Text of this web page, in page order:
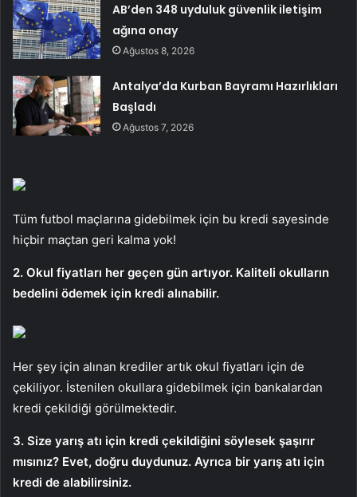
AB’den 348 uyduluk güvenlik iletişim
ağına onay
Ağustos 8, 2026
Antalya’da Kurban Bayramı Hazırlıkları
Başladı
Ağustos 7, 2026
Tüm futbol maçlarına gidebilmek için bu kredi sayesinde
hiçbir maçtan geri kalma yok!
2. Okul fiyatları her geçen gün artıyor. Kaliteli okulların
bedelini ödemek için kredi alınabilir.
Her şey için alınan krediler artık okul fiyatları için de
çekiliyor. İstenilen okullara gidebilmek için bankalardan
kredi çekildiği görülmektedir.
3. Size yarış atı için kredi çekildiğini söylesek şaşırır
mısınız? Evet, doğru duydunuz. Ayrıca bir yarış atı için
kredi de alabilirsiniz.